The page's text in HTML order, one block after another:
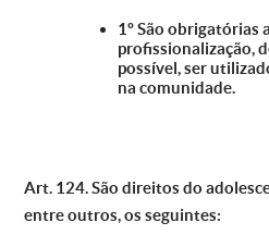
1º São obrigatórias
profissionalização,
possível, ser
na comunidade.
Art. 124. São direitos do
entre outros, os seguintes: